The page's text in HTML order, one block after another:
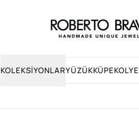
KOLEKSIYONLARYÜZÜKKÜPEKOLYE